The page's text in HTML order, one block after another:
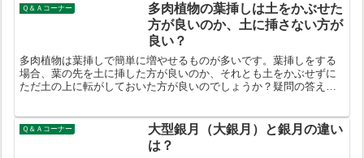
Ｑ＆Ａコーナー
多肉植物の葉挿しは土をかぶせた
方が良いのか、土に挿さない方が
良い？
多肉植物は葉挿しで簡単に増やせるものが多いです。葉挿しをする
場合、葉の先を土に挿した方が良いのか、それとも土をかぶせずに
ただ土の上に転がしておいた方が良いのでしょうか？疑問の答え葉
Ｑ＆Ａコーナー
大型銀月（大銀月）と銀月の違い
は？